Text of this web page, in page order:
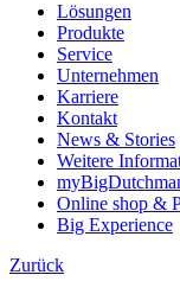
Lösungen
Produkte
Service
Unternehmen
Karriere
Kontakt
News & Stories
Weitere
Online shop &
Big Experience
Zurück